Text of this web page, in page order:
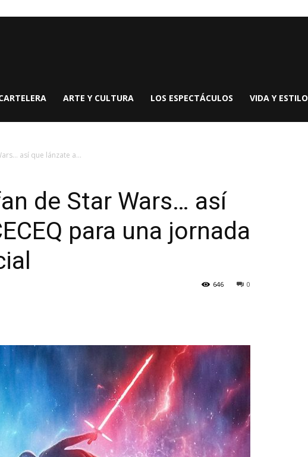
ARTE Y CULTURA LOS ESPECTÁCULOS VIDA Y ESTILO
así que lánzate a...
de Star Wars… así
para una jornada
0
646